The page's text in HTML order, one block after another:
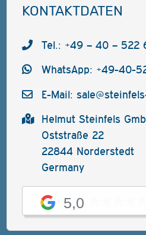
KONTAKTDATEN
Tel.: +49 – 40 – 522
WhatsApp: +49-40-
E-Mail:
Helmut Steinfels
Oststraße 22
22844 Norderstedt
Germany
5,0